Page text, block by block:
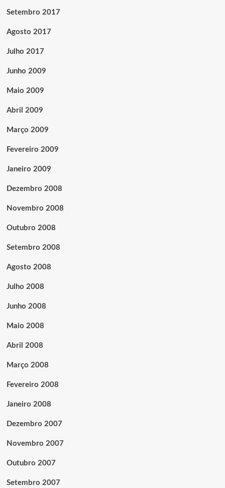
Setembro 2017
Agosto 2017
Julho 2017
Junho 2009
Maio 2009
Abril 2009
Março 2009
Fevereiro 2009
Janeiro 2009
Dezembro 2008
Novembro 2008
Outubro 2008
Setembro 2008
Agosto 2008
Julho 2008
Junho 2008
Maio 2008
Abril 2008
Março 2008
Fevereiro 2008
Janeiro 2008
Dezembro 2007
Novembro 2007
Outubro 2007
Setembro 2007